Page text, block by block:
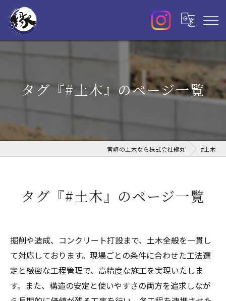
タグ『#土木』のページ一覧
宮崎の土木なら株式会社縁丸 #土木
タグ『#土木』のページ一覧
掘削や造成、コンクリート打設まで、土木全般を一貫し
て対応しております。現場ごとの条件に合わせた工法選
定と緻密な工程管理で、高精度な施工を実現いたしま
す。また、構造の安定と使いやすさの両方を追求しなが